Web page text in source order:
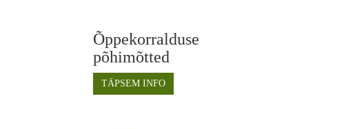
Õppekorralduse
põhimõtted
TÄPSEM INFO